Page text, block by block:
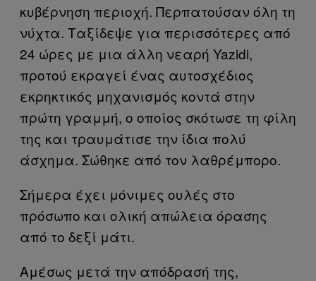
κυβέρνηση περιοχή. Περπατούσαν όλη τη
νύχτα. Ταξίδεψε για περισσότερες από
24 ώρες με μια άλλη νεαρή Yazidi,
προτού εκραγεί ένας αυτοσχέδιος
εκρηκτικός μηχανισμός κοντά στην
πρώτη γραμμή, ο οποίος σκότωσε τη φίλη
της και τραυμάτισε την ίδια πολύ
άσχημα. Σώθηκε από τον λαθρέμπορο.
Σήμερα έχει μόνιμες ουλές στο
πρόσωπο και ολική απώλεια όρασης
από το δεξί μάτι.
Αμέσως μετά την απόδρασή της,